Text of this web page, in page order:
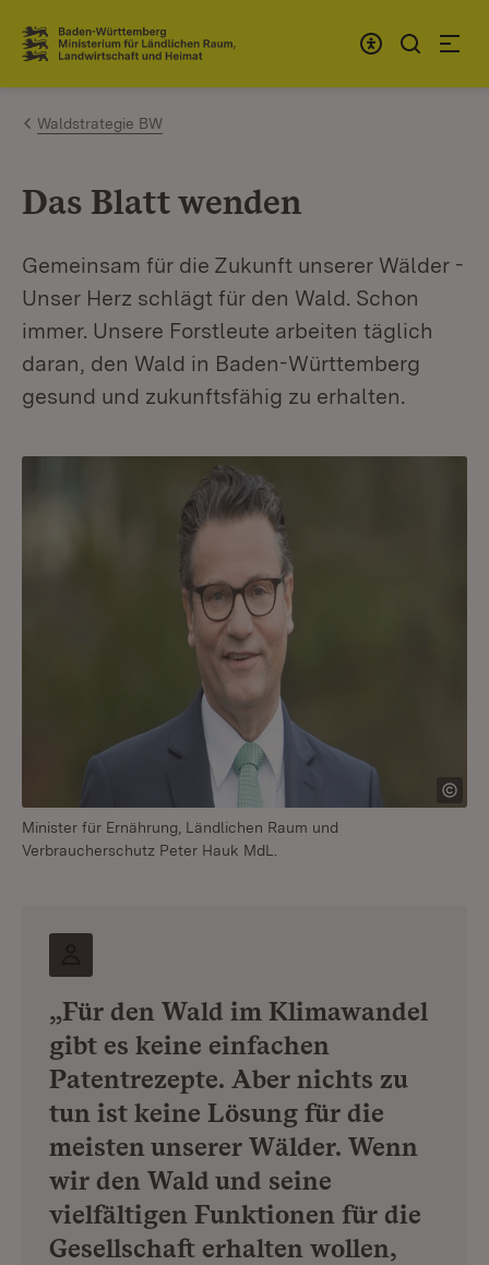
Zum Inhalt springen
Link zur Startseite
Waldstrategie BW
Das Blatt wenden
Gemeinsam für die Zukunft unserer Wälder -
Unser Herz schlägt für den Wald. Schon
immer. Unsere Forstleute arbeiten täglich
daran, den Wald in Baden-Württemberg
gesund und zukunftsfähig zu erhalten.
Minister für Ernährung, Ländlichen Raum und
Verbraucherschutz Peter Hauk MdL.
„Für den Wald im Klimawandel
gibt es keine einfachen
Patentrezepte. Aber nichts zu
tun ist keine Lösung für die
meisten unserer Wälder. Wenn
wir den Wald und seine
vielfältigen Funktionen für die
Gesellschaft erhalten wollen,